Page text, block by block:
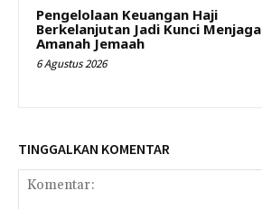
Pengelolaan Keuangan Haji
Berkelanjutan Jadi Kunci Menjaga
Amanah Jemaah
6 Agustus 2026
TINGGALKAN KOMENTAR